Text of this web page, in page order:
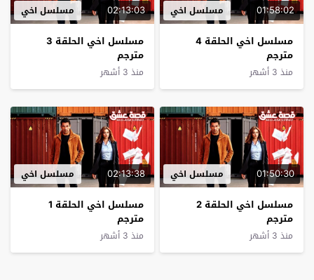
01:58:02 مسلسل اخي
مسلسل اخي الحلقة 4
مترجم
منذ 3 أشهر
02:13:03 مسلسل اخي
مسلسل اخي الحلقة 3
مترجم
منذ 3 أشهر
01:50:30 مسلسل اخي
مسلسل اخي الحلقة 2
مترجم
منذ 3 أشهر
02:13:38 مسلسل اخي
مسلسل اخي الحلقة 1
مترجم
منذ 3 أشهر